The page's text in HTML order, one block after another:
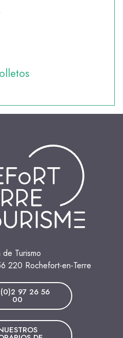
Turismo
220 Rochefort-en-Terre
97 26 56
00